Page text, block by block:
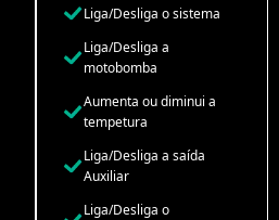
Liga/Desliga o sistema
Liga/Desliga a
motobomba
Aumenta ou diminui a
tempetura
Liga/Desliga a saída
Auxiliar
Liga/Desliga o